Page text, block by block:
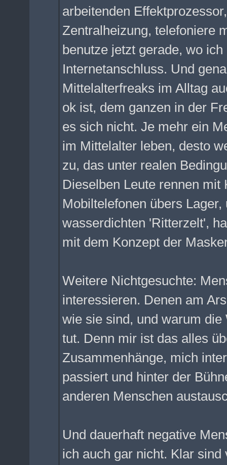
arbeitenden
Zentralheizung, telefoniere
benutze jetzt gerade, wo
Internetanschluss. Und
Mittelalterfreaks im Alltag
ok ist, dem ganzen in der
es sich nicht. Je mehr ein
im Mittelalter leben, desto
zu, das unter realen
Dieselben Leute rennen
Mobiltelefonen übers
wasserdichten 'Ritterzelt',
mit dem Konzept der
Weitere Nichtgesuchte:
interessieren. Denen am
wie sie sind, und warum
tut. Denn mir ist das alles
Zusammenhänge, mich
passiert und hinter der
anderen Menschen
Und dauerhaft negative
ich auch gar nicht. Klar